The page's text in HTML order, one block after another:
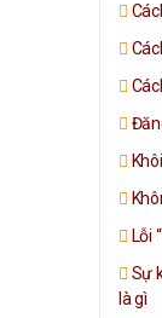
Lỗi
Sự
là gì